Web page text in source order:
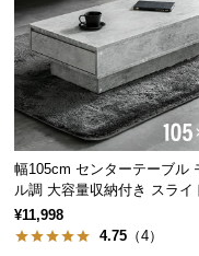
キ
ャ
ン
セ
ル
に
つ
い
て
体のラインにフィ
細かなビーズがもっ
幅105cm センターテーブル
ル調 大容量収納付き スライ
出し2杯
¥11,998
4.75 （4）